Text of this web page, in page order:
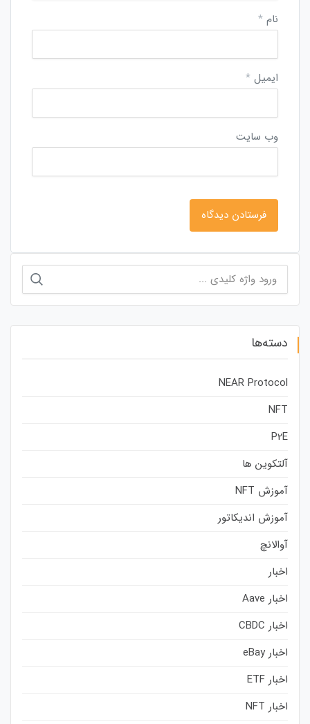
نام *
ایمیل *
وب‌ سایت
برای:
دسته‌ها
NEAR Protocol
NFT
P2E
آلتکوین ها
آموزش NFT
آموزش اندیکاتور
آوالانچ
اخبار
اخبار Aave
اخبار CBDC
اخبار eBay
اخبار ETF
اخبار NFT